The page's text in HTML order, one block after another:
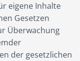
eigene Inhalte
Gesetzen
Überwachung
der gesetzlichen